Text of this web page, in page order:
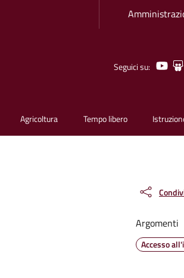
Seguici su:
Agricoltura Tempo libero
Argomenti
Accesso